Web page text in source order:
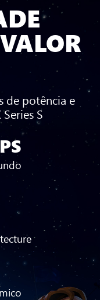
de potência e
S